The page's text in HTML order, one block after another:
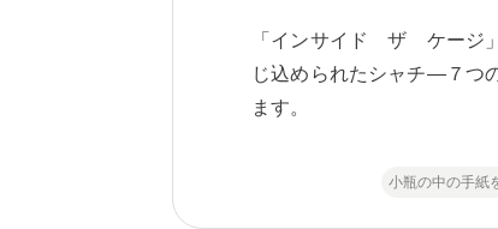
「インサイド ザ ケージ
じ込められたシャチ―７つ
ます。
小瓶の中の手紙